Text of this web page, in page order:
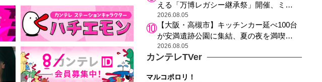
える「万博レガシー継承祭」開催、ミャ
クミャク登場、大屋根リング木材展示も
2026.08.05
【大阪・高槻市】キッチンカー延べ100台
が安満遺跡公園に集結、夏の夜を満喫す
る4日間のグルメイベント
2026.08.05
カンテレTVer
マルコポロリ！